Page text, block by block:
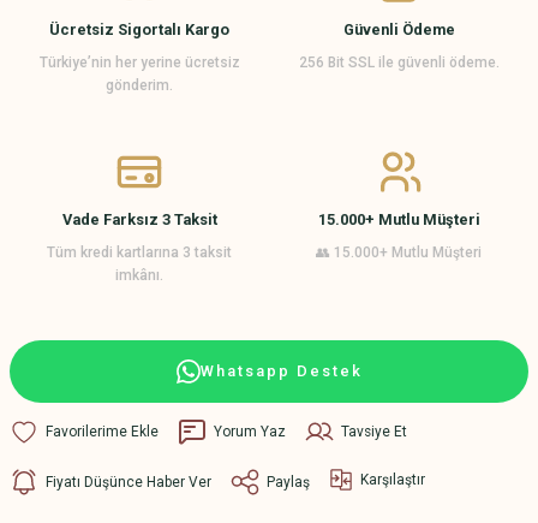
Ücretsiz Sigortalı Kargo
Türkiye’nin her yerine ücretsiz
gönderim.
Güvenli Ödeme
256 Bit SSL ile güvenli ödeme.
Vade Farksız 3 Taksit
Tüm kredi kartlarına 3 taksit
imkânı.
15.000+ Mutlu Müşteri
👥 15.000+ Mutlu Müşteri
Whatsapp Destek
Yorum Yaz Tavsiye Et
Fiyatı Düşünce Haber Ver Paylaş Karşılaştır